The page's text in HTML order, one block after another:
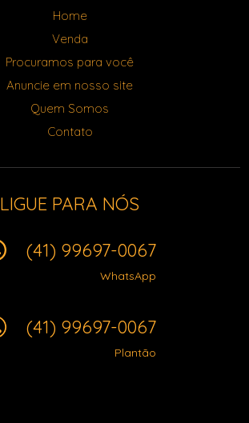
Home
Venda
Procuramos para você
Anuncie em nosso site
Quem Somos
Contato
LIGUE PARA NÓS
(41) 99697-0067
WhatsApp
(41) 99697-0067
Plantão